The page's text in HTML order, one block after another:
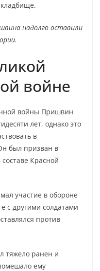
надолго оставили
войне
войны Пришвин
лет, однако это
в
был призван в
Красной
участие в обороне
с другими солдатами
против
тяжело ранен и
ему